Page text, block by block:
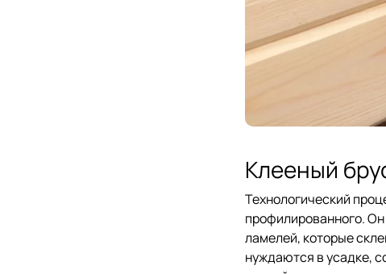
Клееный
Технологический
профилированного.
ламелей, которые
нуждаются в усадке,